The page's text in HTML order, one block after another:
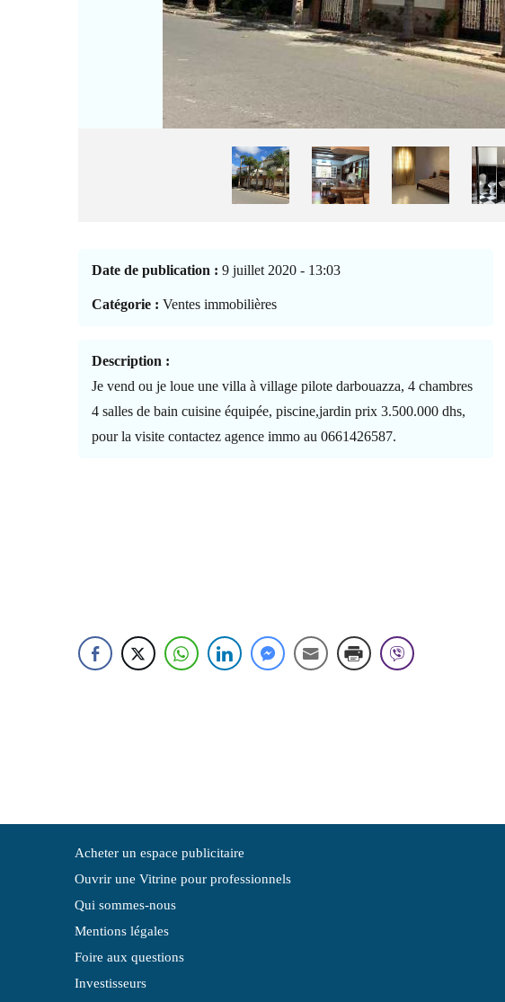
Date de publication : 9 juillet 2020 - 13:03
Catégorie : Ventes immobilières
Description :
Je vend ou je loue une villa à village pilote darbouazza, 4 chambres
4 salles de bain cuisine équipée, piscine,jardin prix 3.500.000 dhs,
pour la visite contactez agence immo au 0661426587.
Acheter un espace publicitaire
Ouvrir une Vitrine pour professionnels
Qui sommes-nous
Mentions légales
Foire aux questions
Investisseurs